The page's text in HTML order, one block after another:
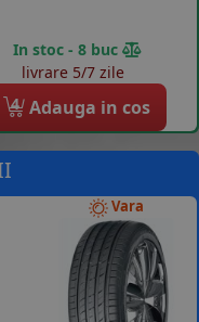
In stoc - 8 buc
livrare 5/7 zile
4 Adauga in cos
Vara